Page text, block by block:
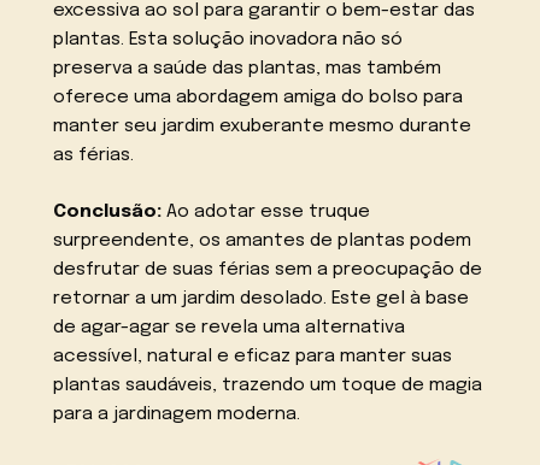
excessiva ao sol para garantir o bem-estar das
plantas. Esta solução inovadora não só
preserva a saúde das plantas, mas também
oferece uma abordagem amiga do bolso para
manter seu jardim exuberante mesmo durante
as férias.
Conclusão: Ao adotar esse truque
surpreendente, os amantes de plantas podem
desfrutar de suas férias sem a preocupação de
retornar a um jardim desolado. Este gel à base
de agar-agar se revela uma alternativa
acessível, natural e eficaz para manter suas
plantas saudáveis, trazendo um toque de magia
para a jardinagem moderna.